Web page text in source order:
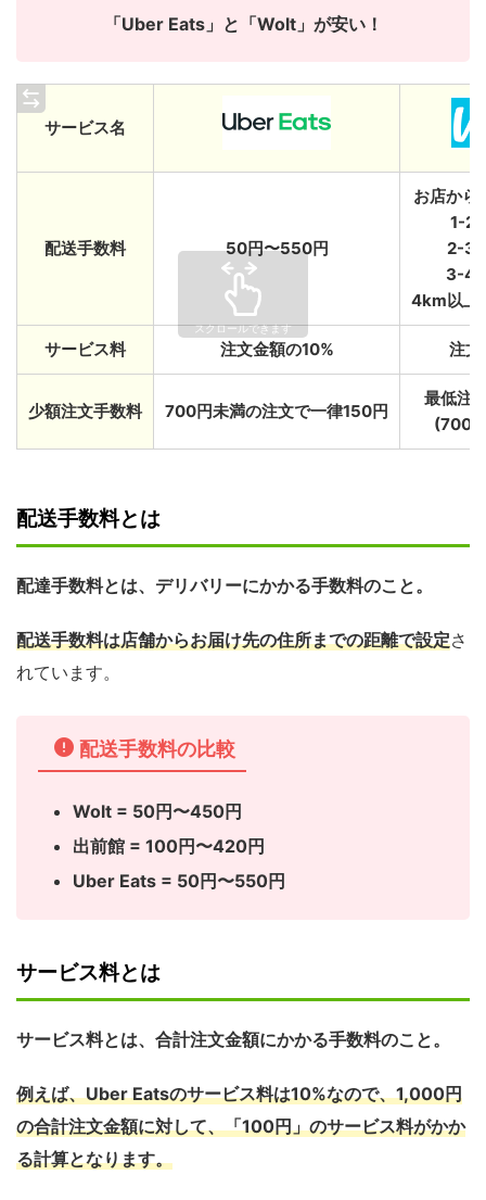
「Uber Eats」と「Wolt」が安い！
サービス名
配送手数料 50円〜550円
お店から
1-
2-
3-
4km以上
サービス料 注文金額の10% 注文
少額注文手数料 700円未満の注文で一律150円
最低注
(700
配送手数料とは
配達手数料とは、デリバリーにかかる手数料のこと。
配送手数料は店舗からお届け先の住所までの距離で設定さ
れています。
配送手数料の比較
Wolt = 50円〜450円
出前館 = 100円〜420円
Uber Eats = 50円〜550円
サービス料とは
サービス料とは、 合計注文金額にかかる手数料のこと。
例えば、Uber Eatsのサービス料は10%なので、1,000円
の合計注文金額に対して、「100円」のサービス料がかか
る計算となります。